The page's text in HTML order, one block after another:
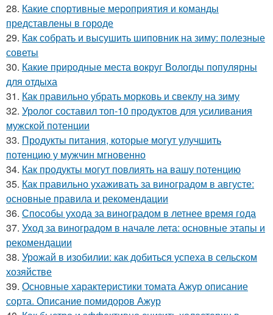
28. Какие спортивные мероприятия и команды
представлены в городе
29. Как собрать и высушить шиповник на зиму: полезные
советы
30. Какие природные места вокруг Вологды популярны
для отдыха
31. Как правильно убрать морковь и свеклу на зиму
32. Уролог составил топ-10 продуктов для усиливания
мужской потенции
33. Продукты питания, которые могут улучшить
потенцию у мужчин мгновенно
34. Как продукты могут повлиять на вашу потенцию
35. Как правильно ухаживать за виноградом в августе:
основные правила и рекомендации
36. Способы ухода за виноградом в летнее время года
37. Уход за виноградом в начале лета: основные этапы и
рекомендации
38. Урожай в изобилии: как добиться успеха в сельском
хозяйстве
39. Основные характеристики томата Ажур описание
сорта. Описание помидоров Ажур